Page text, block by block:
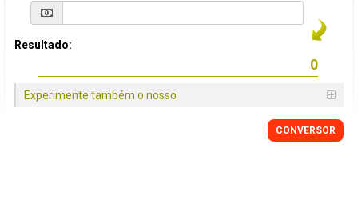
Resultado:
Experimente também o nosso
CONVERSOR